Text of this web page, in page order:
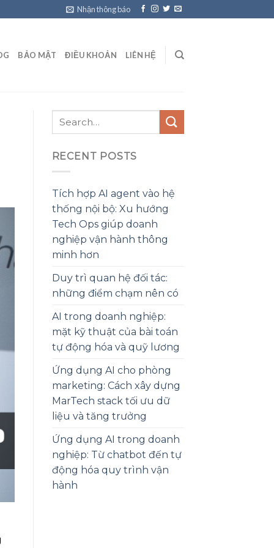
Nhận thông báo
BẢO MẬT ĐIỀU KHOẢN LIÊN HỆ
RECENT POSTS
Tích hợp AI agent vào hệ
thống nội bộ: Xu hướng
Tech Ops giúp doanh
nghiệp vận hành thông
minh hơn
Duy trì quan hệ đối tác:
những điểm chạm nên có
AI trong doanh nghiệp:
mặt kỹ thuật của bài toán
tự động hóa và quỹ lương
Ứng dụng AI cho phòng
marketing: Cách xây dựng
MarTech stack tối ưu dữ
liệu và tăng trưởng
Ứng dụng AI trong doanh
nghiệp: Từ chatbot đến tự
động hóa quy trình vận
hành